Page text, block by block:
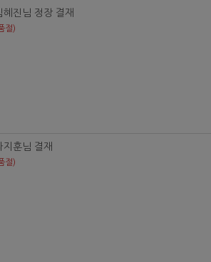
혜진님 정장 결재
절)
지훈님 결재
절)